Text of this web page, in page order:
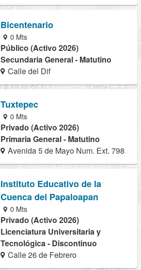
Bicentenario
0 Mts
Público (Activo 2026)
Secundaria General - Matutino
Calle del Dif
Tuxtepec
0 Mts
Privado (Activo 2026)
Primaria General - Matutino
Avenida 5 de Mayo Num. Ext. 798
Instituto Educativo de la
Cuenca del Papaloapan
0 Mts
Privado (Activo 2026)
Licenciatura Universitaria y
Tecnológica - Discontinuo
Calle 26 de Febrero